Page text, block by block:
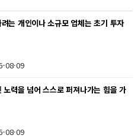
는 개인이나 소규모 업체는 초기 투자
08-09
노력을 넘어 스스로 퍼져나가는 힘을 가
08-09